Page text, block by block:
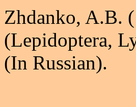
Zhdanko, A.B.
(Lepidoptera,
(In Russian).